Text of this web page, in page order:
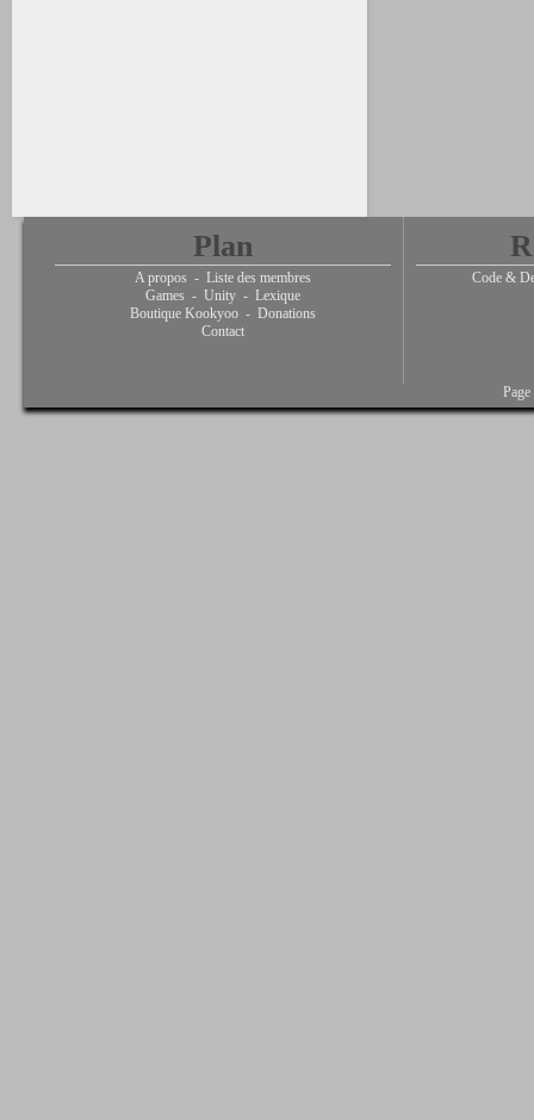
Plan
A propos - Liste des membres
Games - Unity - Lexique
Boutique Kookyoo - Donations
Contact
Code &